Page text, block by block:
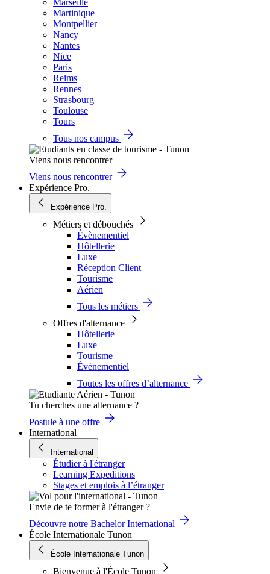
Marseille
Martinique
Montpellier
Nancy
Nantes
Nice
Paris
Reims
Rennes
Strasbourg
Toulouse
Tours
Tous nos campus
Viens nous rencontrer
Viens nous rencontrer
Expérience Pro.
Expérience Pro.
Métiers et débouchés
Évènementiel
Hôtellerie
Luxe
Réception Client
Tourisme
Aérien
Tous les métiers
Offres d'alternance
Hôtellerie
Luxe
Tourisme
Évènementiel
Toutes les offres d’alternance
Tu cherches une alternance ?
Postule à une offre
International
International
Étudier à l'étranger
Learning Expeditions
Stages et emplois à l’étranger
Envie de te former à l'étranger ?
Découvre notre Bachelor International
École Internationale Tunon
École Internationale Tunon
Bienvenue à l'École Tunon